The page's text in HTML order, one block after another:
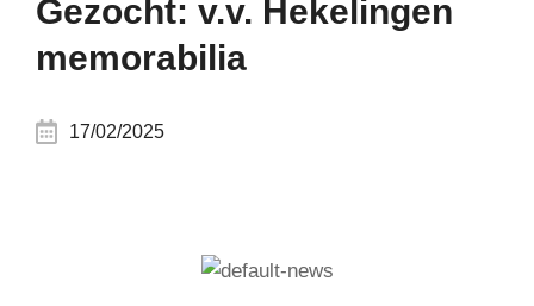
Gezocht: v.v. Hekelingen
memorabilia
17/02/2025